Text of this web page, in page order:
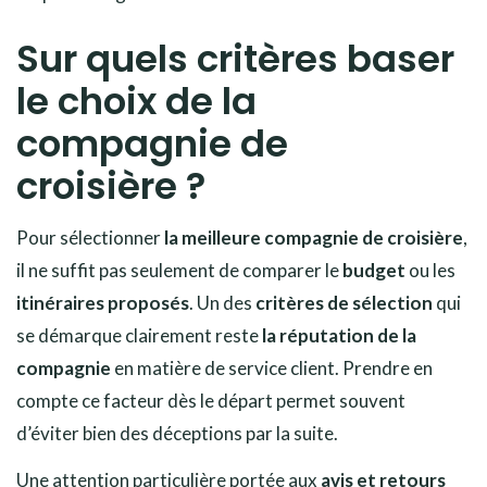
Sur quels critères baser
le choix de la
compagnie de
croisière ?
Pour sélectionnerla meilleure compagnie de croisière,
il ne suffit pas seulement de comparer lebudget ou les
itinéraires proposés. Un des critères de sélection qui
se démarque clairement restela réputation de la
compagnie en matière de service client. Prendre en
compte ce facteur dès le départ permet souvent
d’éviter bien des déceptions par la suite.
Une attention particulière portée aux avis et retours